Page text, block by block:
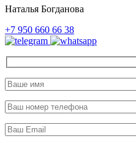
Наталья Богданова
+7 950 660 66 38